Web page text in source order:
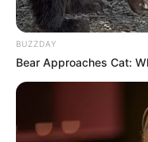
BUZZDAY
Bear Approaches Cat: